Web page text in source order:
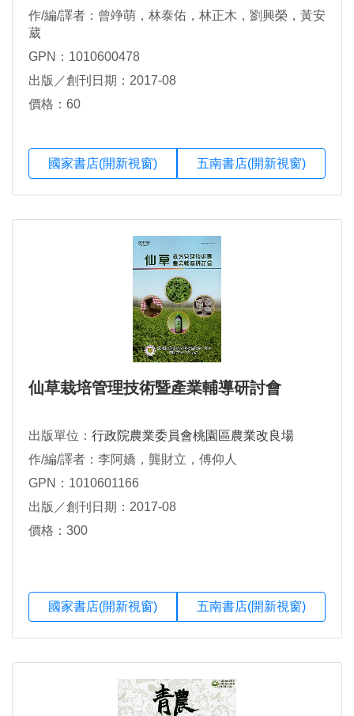
作/編/譯者：曾竫萌，林泰佑，林正木，劉興榮，黃安
葳
GPN：1010600478
出版／創刊日期：2017-08
價格：60
國家書店(開新視窗) 五南書店(開新視窗)
仙草栽培管理技術暨產業輔導研討會
出版單位： 行政院農業委員會桃園區農業改良場
作/編/譯者：李阿嬌，龔財立，傅仰人
GPN：1010601166
出版／創刊日期：2017-08
價格：300
國家書店(開新視窗) 五南書店(開新視窗)